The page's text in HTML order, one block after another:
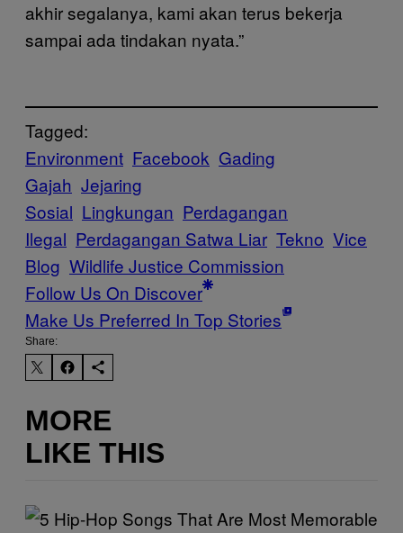
akhir segalanya, kami akan terus bekerja
sampai ada tindakan nyata.”
Tagged:
Environment Facebook Gading
Gajah Jejaring
Sosial Lingkungan Perdagangan
Ilegal Perdagangan Satwa Liar Tekno Vice
Blog Wildlife Justice Commission
Follow Us On Discover
Make Us Preferred In Top Stories
Share:
MORE
LIKE THIS